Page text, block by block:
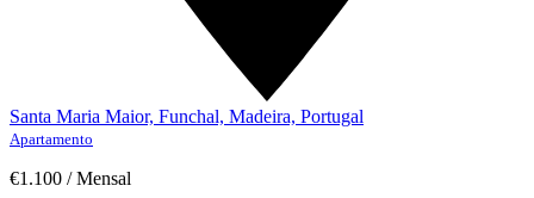
Santa Maria Maior, Funchal, Madeira, Portugal
Apartamento
€1.100 / Mensal